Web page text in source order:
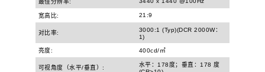
最佳分辨率:
宽高比: 21:9
对比率:
3000:1 (Typ)(DCR 2000W：
1)
亮度: 400cd/㎡
可视角度（水平/垂直）:
水平：178度；垂直：178 度